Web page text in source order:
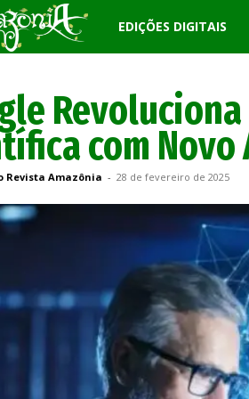
Revista
EDIÇÕES DIGITAIS
com
Revista Amazônia - 28 de fevereiro de 2025